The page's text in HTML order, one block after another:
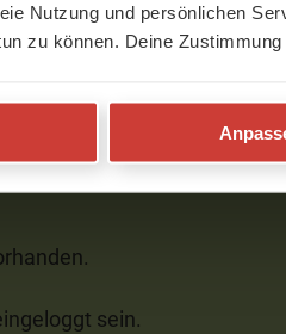
Nutzung und persönlichen
zu können. Deine
sein.